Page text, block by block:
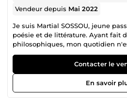
Vendeur depuis Mai 2022
Je suis Martial SOSSOU, jeune
poésie et de littérature. Ayant fait
philosophiques, mon quotidien
mes passions dans lesquelles je
Contacter le
En savoir